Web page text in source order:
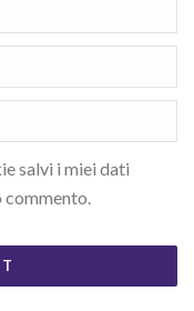
salvi i miei dati